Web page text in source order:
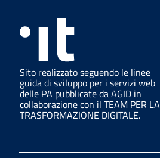
Sito realizzato seguendo le linee
guida di sviluppo per i servizi web
delle PA pubblicate da AGID in
collaborazione con il TEAM PER LA
TRASFORMAZIONE DIGITALE.